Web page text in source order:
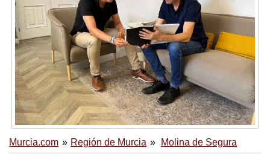
Murcia.com Región de Murcia Molina de Segura